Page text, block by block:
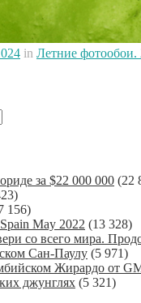
in Летние
за $22 000 000 (22
156)
May 2022 (13 328)
со всего мира.
Сан-Паулу (5 971)
Жирардо от
джунглях (5 321)